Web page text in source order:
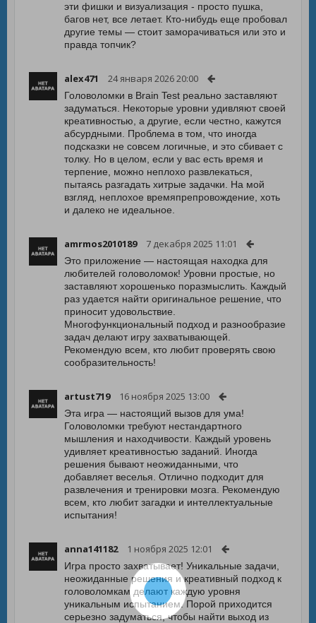
эти фишки и визуализация - просто пушка,
багов нет, все летает. Кто-нибудь еще пробовал
другие темы — стоит заморачиваться или это и
правда топчик?
alex471 24 января 2026 20:00
Головоломки в Brain Test реально заставляют
задуматься. Некоторые уровни удивляют своей
креативностью, а другие, если честно, кажутся
абсурдными. Проблема в том, что иногда
подсказки не совсем логичные, и это сбивает с
толку. Но в целом, если у вас есть время и
терпение, можно неплохо развлекаться,
пытаясь разгадать хитрые задачки. На мой
взгляд, неплохое времяпрепровождение, хоть
и далеко не идеальное.
amrmos2010189 7 декабря 2025 11:01
Это приложение — настоящая находка для
любителей головоломок! Уровни простые, но
заставляют хорошенько поразмыслить. Каждый
раз удается найти оригинальное решение, что
приносит удовольствие.
Многофункциональный подход и разнообразие
задач делают игру захватывающей.
Рекомендую всем, кто любит проверять свою
сообразительность!
artust719 16 ноября 2025 13:00
Эта игра — настоящий вызов для ума!
Головоломки требуют нестандартного
мышления и находчивости. Каждый уровень
удивляет креативностью заданий. Иногда
решения бывают неожиданными, что
добавляет веселья. Отлично подходит для
развлечения и тренировки мозга. Рекомендую
всем, кто любит загадки и интеллектуальные
испытания!
anna141182 1 ноября 2025 12:01
Игра просто захватывает! Уникальные задачи,
неожиданные решения и креативный подход к
головоломкам делают каждую уровня
уникальным испытанием. Порой приходится
серьезно задуматься, чтобы найти выход из